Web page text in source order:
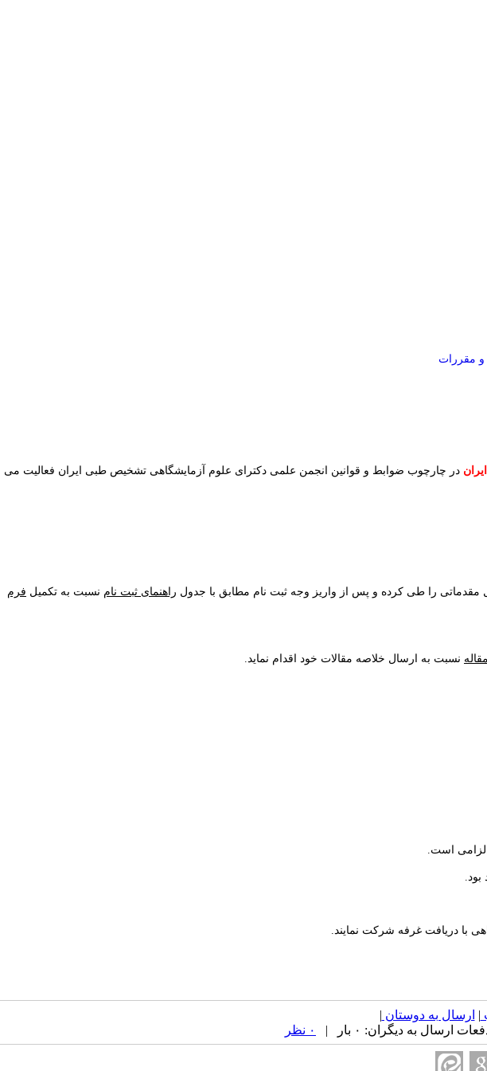
و مقررات
در چارچوب ضوابط و قوانین انجمن علمی دکترای علوم آزمایشگاهی تشخیص طبی ایران فعالیت می
مقدماتی را طی کرده و پس از واریز وجه ثبت نام مطابق با جدول راهنمای ثبت نام نسبت به تکمیل فرم
نسبت به ارسال خلاصه مقالات خود اقدام نماید.
است.
بود.
با دریافت غرفه شرکت نمایند.
| ارسال به دوستان |
ارسال به دیگران: ۰ بار | ۰ نظر